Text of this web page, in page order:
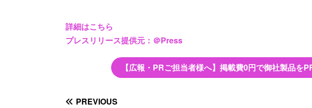
詳細はこちら
プレスリリース提供元：＠Press
【広報・PRご担当者様へ】掲載費0円で御社製品を
PREVIOUS